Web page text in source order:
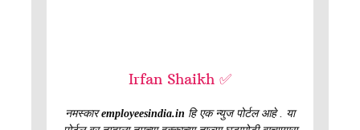
Irfan Shaikh ✅
नमस्कारemployeesindia.in हि एक न्युज पोर्टल आहे . या